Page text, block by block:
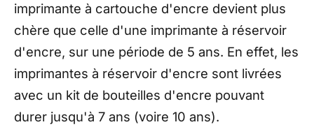
imprimante à cartouche d'encre devient plus
chère que celle d'une imprimante à réservoir
d'encre, sur une période de 5 ans. En effet, les
imprimantes à réservoir d'encre sont livrées
avec un kit de bouteilles d'encre pouvant
durer jusqu'à 7 ans (voire 10 ans).